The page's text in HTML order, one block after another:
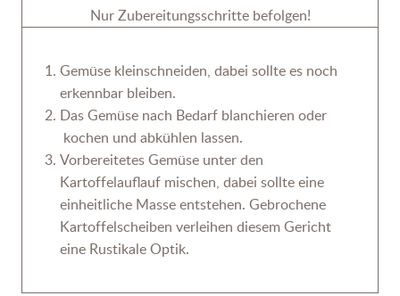
Nur Zubereitungsschritte befolgen!
Gemüse kleinschneiden, dabei sollte es noch
erkennbar bleiben.
Das Gemüse nach Bedarf blanchieren oder
kochen und abkühlen lassen.
Vorbereitetes Gemüse unter den
Kartoffelauflauf mischen, dabei sollte eine
einheitliche Masse entstehen. Gebrochene
Kartoffelscheiben verleihen diesem Gericht
eine Rustikale Optik.